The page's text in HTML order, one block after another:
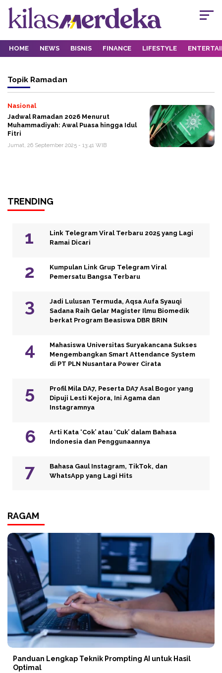
HOME NEWS BISNIS FINANCE LIFESTYLE
Topik Ramadan
Nasional
Jadwal Ramadan 2026 Menurut
Muhammadiyah: Awal Puasa hingga Idul
Fitri
Jumat, 26 September 2025 - 13:41 WIB
TRENDING
Link Telegram Viral Terbaru 2025 yang Lagi
Ramai Dicari
Kumpulan Link Grup Telegram Viral
Pemersatu Bangsa Terbaru
Jadi Lulusan Termuda, Aqsa Aufa Syauqi
Sadana Raih Gelar Magister Ilmu Biomedik
berkat Program Beasiswa DBR BRIN
Mahasiswa Universitas Suryakancana Sukses
Mengembangkan Smart Attendance System
di PT PLN Nusantara Power Cirata
Profil Mila DA7, Peserta DA7 Asal Bogor yang
Dipuji Lesti Kejora, Ini Agama dan
Instagramnya
Arti Kata ‘Cok’ atau ‘Cuk’ dalam Bahasa
Indonesia dan Penggunaannya
Bahasa Gaul Instagram, TikTok, dan
WhatsApp yang Lagi Hits
RAGAM
Panduan Lengkap Teknik Prompting AI untuk Hasil
Optimal